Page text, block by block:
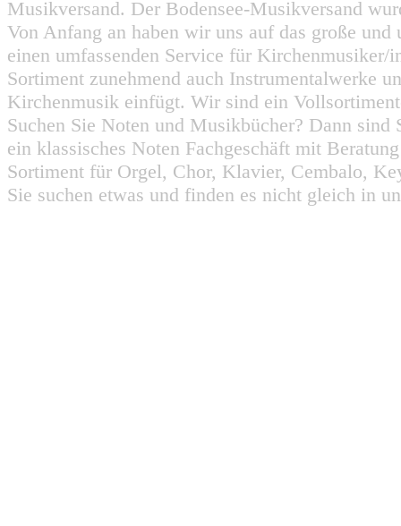
Musikversand. Der Bodensee-Musikversand
Von Anfang an haben wir uns auf das große
einen umfassenden Service für
Sortiment zunehmend auch Instrumentalwerke
Kirchenmusik einfügt. Wir sind ein
Suchen Sie Noten und Musikbücher? Dann
ein klassisches Noten Fachgeschäft mit
Sortiment für Orgel, Chor, Klavier, Cembalo,
Sie suchen etwas und finden es nicht gleich in